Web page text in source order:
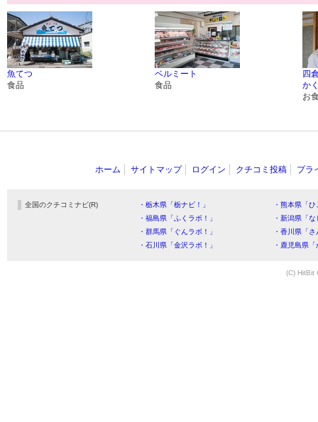
魚てつ
食品
ベルミート
食品
四
か
お
ホーム サイトマップ ログイン クチコミ投稿 プラ
全国のクチコミナビ(R) ・栃木県「栃ナビ！」
・熊本県「
・福島県「ふくラボ！」
・新潟県「
・群馬県「ぐんラボ！」
・香川県「
・石川県「金沢ラボ！」
・鹿児島県
(C) HitBit